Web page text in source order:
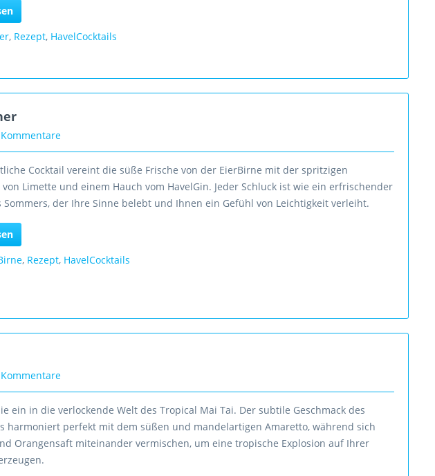
, Rezept, HavelCocktails
Cocktail vereint die süße Frische von der EierBirne mit der spritzigen
Limette und einem Hauch vom HavelGin. Jeder Schluck ist wie ein erfrischender
Sommers, der Ihre Sinne belebt und Ihnen ein Gefühl von Leichtigkeit verleiht.
, Rezept, HavelCocktails
ein in die verlockende Welt des Tropical Mai Tai. Der subtile Geschmack des
harmoniert perfekt mit dem süßen und mandelartigen Amaretto, während sich
Orangensaft miteinander vermischen, um eine tropische Explosion auf Ihrer